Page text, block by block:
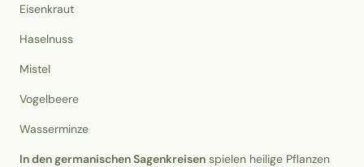
Eisenkraut
Haselnuss
Mistel
Vogelbeere
Wasserminze
In den germanischen Sagenkreisen spielen heilige Pflanzen